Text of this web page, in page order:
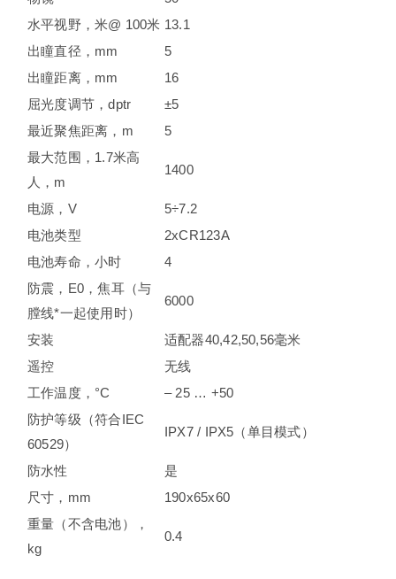
水平视野，米@ 100米 13.1
出瞳直径，mm
5
出瞳距离，mm
16
屈光度调节，dptr
±5
最近聚焦距离，m
5
最大范围，1.7米高
人，m
1400
电源，V
5÷7.2
电池类型
2xCR123A
电池寿命，小时
4
防震，E0，焦耳（与
膛线*一起使用时）
6000
安装
适配器40,42,50,56毫米
遥控
无线
工作温度，°С
– 25 … +50
防护等级（符合IEC
60529）
IPX7 / IPX5（单目模式）
防水性
是
尺寸，mm
190x65x60
重量（不含电池），
kg
0.4